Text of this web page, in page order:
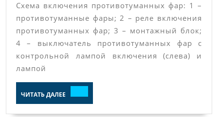
ВАЗ
2115
Схема включения противотуманных фар: 1 –
противотуманные фары; 2 – реле включения
противотуманных фар; 3 – монтажный блок;
4 – выключатель противотуманных фар с
контрольной лампой включения (слева) и
лампой
ЧИТАТЬ ДАЛЕЕ ДАЛЕЕ